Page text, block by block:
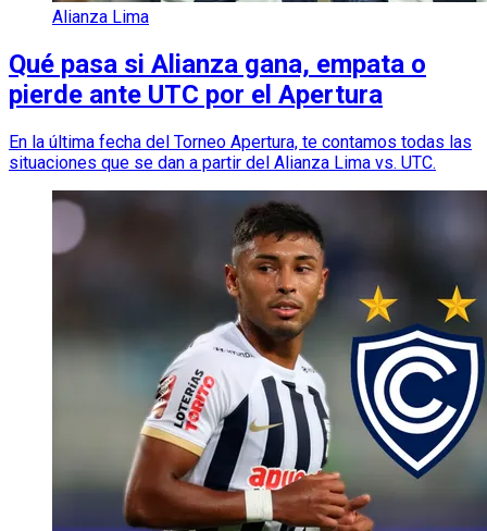
Alianza Lima
Qué pasa si Alianza gana, empata o
pierde ante UTC por el Apertura
En la última fecha del Torneo Apertura, te contamos todas las
situaciones que se dan a partir del Alianza Lima vs. UTC.